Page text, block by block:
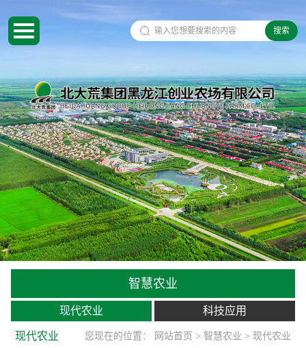
搜索
智慧农业
现代农业 科技应用
现代农业 您现在的位置： 网站首页 > 智慧农业 > 现代农业